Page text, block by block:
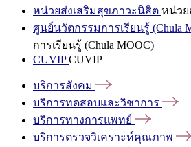
หน่วยส่งเสริมสุขภาวะนิสิต หน่วย
ศูนย์นวัตกรรมการเรียนรู้ (Chula
การเรียนรู้ (Chula MOOC)
CUVIPCUVIP
บริการสังคม
บริการทดสอบและวิชาการ
บริการทางการแพทย์
บริการตรวจวิเคราะห์คุณภาพ